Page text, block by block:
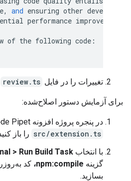
, and ensuring other developers
performance improvements
of the following code :
تغییرات را در فایل review.ts
برای آزمایش دستور اصلاح‌شده:
در پنجره پروژه افزونه VS Code Pipet خود، فایل
src/extension.ts را باز
با انتخاب > Run Build Task...
گزینه npm:compile، کد
بسازید.